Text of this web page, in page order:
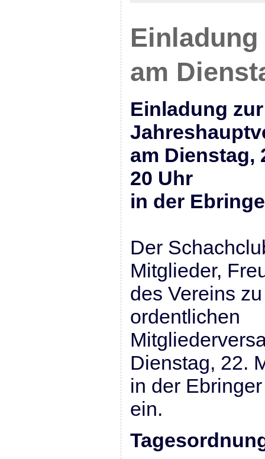
Einladung
am
Einladung zur
am Dienstag,
20 Uhr
in der
Der
Mitglieder,
des Vereins
ordentlichen
Dienstag, 22.
in der
ein.